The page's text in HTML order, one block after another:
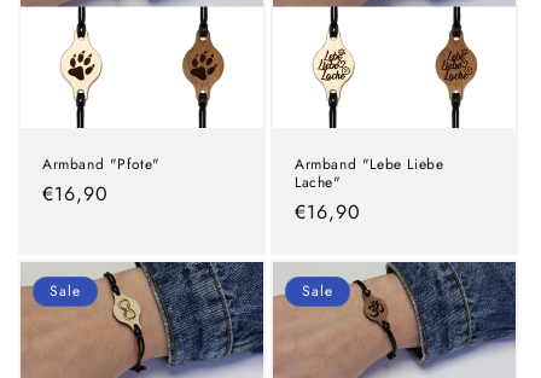
Armband "Pfote"
Normaler
€16,90
Armband "Lebe Liebe
Lache"
Normaler
€16,90
Sale Sale